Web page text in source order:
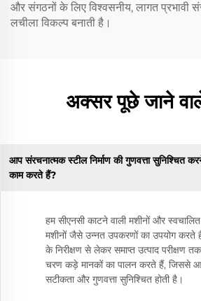
और संगठनों के लिए विश्वसनीय, लागत प्रभावी
लचीला विकल्प बनाती है।
अक्सर पूछे जाने
आप संरचनात्मक स्टील निर्माण की गुणवत्ता सुनिश्चित
काम करते हैं?
हम सीएनसी काटने वाली मशीनों और
मशीनों जैसे उन्नत उपकरणों का उपयोग करते
के निरीक्षण से लेकर समाप्त उत्पाद परीक्षण
चरण कड़े मानकों का पालन करते हैं, जिससे
सटीकता और गुणवत्ता सुनिश्चित होती है।